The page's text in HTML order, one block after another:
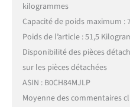
kilogrammes
Capacité de poids maximum :
Poids de l’article : 51,5
Disponibilité des pièces
sur les pièces détachées
ASIN : B0CH84MJLP
Moyenne des commentaires